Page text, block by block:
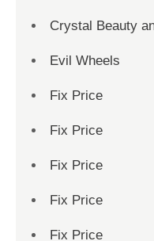
Crystal Beauty
Evil Wheels
Fix Price
Fix Price
Fix Price
Fix Price
Fix Price